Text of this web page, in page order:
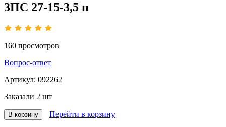
3ПС 27-15-3,5 п
160 просмотров
Вопрос-ответ
Артикул: 092262
Заказали 2 шт
В корзину Перейти в корзину